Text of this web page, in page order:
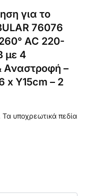
για το
76076
AC 220-
με 4
Αναστροφή –
x Υ15cm – 2
Τα υποχρεωτικά πεδία